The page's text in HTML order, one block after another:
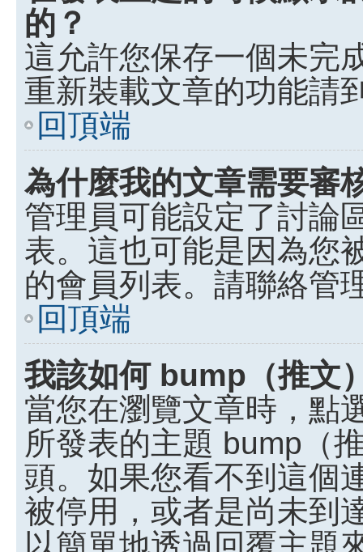
的？
這允許您保存一個未完
重新裝載文章的功能請
回頂端
為什麼我的文章需要審
管理員可能設定了討論
表。這也可能是因為您
的會員列表。請聯絡管
回頂端
我該如何 bump（推文
當您在瀏覽文章時，點
所發表的主題 bump（
頭。如果您看不到這個
被停用，或者是尚未到